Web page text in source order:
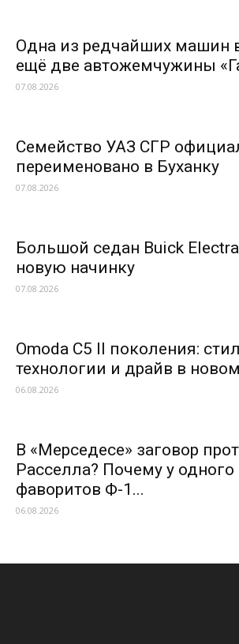
Одна из редчайших машин
ещё две автожемчужины
07.08.2026
Семейство УАЗ СГР
переименовано в Буханку
07.08.2026
Большой седан Buick
новую начинку
07.08.2026
Omoda C5 II поколения:
технологии и драйв в
06.08.2026
В «Мерседесе» заговор
Расселла? Почему у одного
фаворитов Ф-1...
06.08.2026